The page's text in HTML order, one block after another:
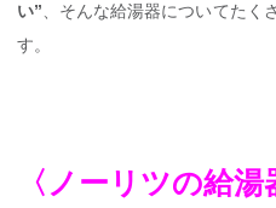
い” 、そんな給湯器についてた
す。
〈ノーリツの給湯